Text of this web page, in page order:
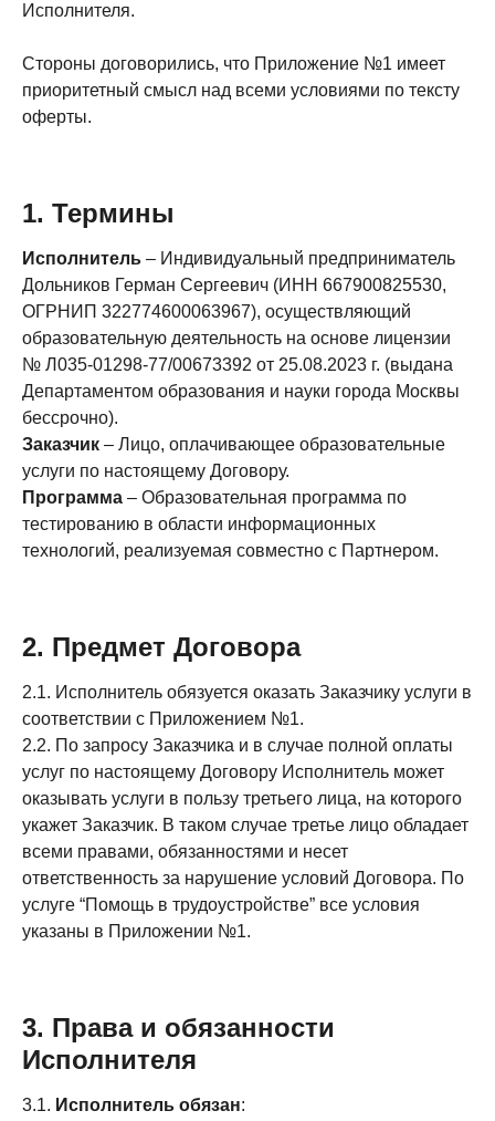
Исполнителя.
Стороны договорились, что Приложение №1 имеет
приоритетный смысл над всеми условиями по тексту
оферты.
1. Термины
Исполнитель – Индивидуальный предприниматель
Дольников Герман Сергеевич (ИНН 667900825530,
ОГРНИП 322774600063967), осуществляющий
образовательную деятельность на основе лицензии
№ Л035-01298-77/00673392 от 25.08.2023 г. (выдана
Департаментом образования и науки города Москвы
бессрочно).
Заказчик – Лицо, оплачивающее образовательные
услуги по настоящему Договору.
Программа – Образовательная программа по
тестированию в области информационных
технологий, реализуемая совместно с Партнером.
2. Предмет Договора
2.1. Исполнитель обязуется оказать Заказчику услуги в
соответствии с Приложением №1.
2.2. По запросу Заказчика и в случае полной оплаты
услуг по настоящему Договору Исполнитель может
оказывать услуги в пользу третьего лица, на которого
укажет Заказчик. В таком случае третье лицо обладает
всеми правами, обязанностями и несет
ответственность за нарушение условий Договора. По
услуге “Помощь в трудоустройстве” все условия
указаны в Приложении №1.
3. Права и обязанности
Исполнителя
3.1. Исполнитель обязан: